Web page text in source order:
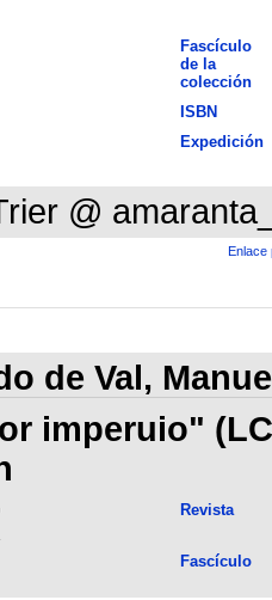
Fascículo
de la
colección
ISBN
Expedición
@
Enlace
de Val,
imperuio"
Revista
Fascículo